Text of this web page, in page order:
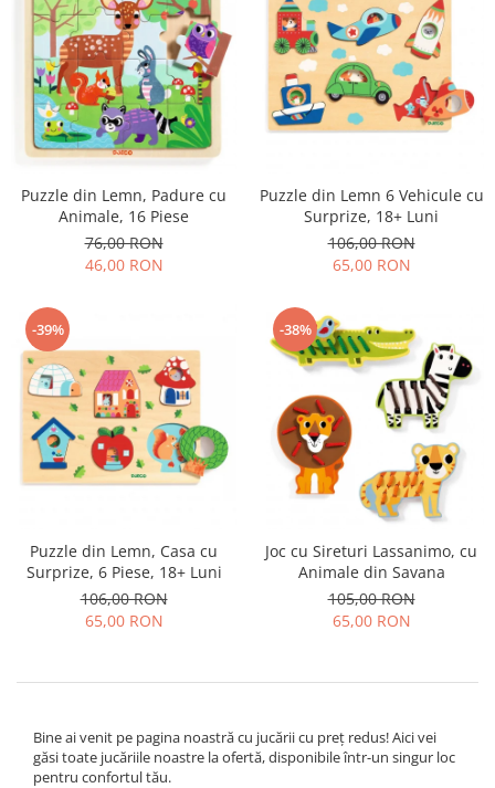
Puzzle din Lemn, Padure cu
Animale, 16 Piese
76,00 RON
46,00 RON
Puzzle din Lemn 6 Vehicule cu
Surprize, 18+ Luni
106,00 RON
65,00 RON
-39%
Puzzle din Lemn, Casa cu
Surprize, 6 Piese, 18+ Luni
106,00 RON
65,00 RON
-38%
Joc cu Sireturi Lassanimo, cu
Animale din Savana
105,00 RON
65,00 RON
Bine ai venit pe pagina noastră cu jucării cu preț redus! Aici vei
găsi toate jucăriile noastre la ofertă, disponibile într-un singur loc
pentru confortul tău.